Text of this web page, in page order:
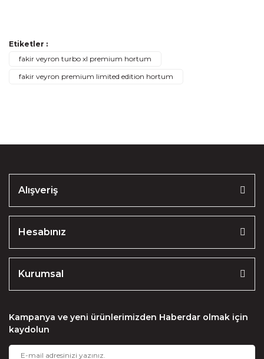
kullanarak tarafımıza iletebilirsiniz.
Görüş ve önerileriniz için teşekkür ederiz.
Etiketler :
fakir veyron turbo xl premium hortum
fakir veyron premium limited edition hortum
Alışveriş
Hesabınız
Kurumsal
Kampanya ve yeni ürünlerimizden Haberdar olmak için
kaydolun